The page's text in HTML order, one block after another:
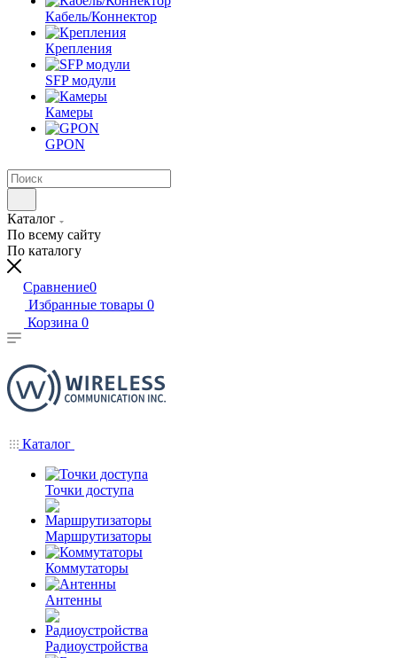
Кабель/Коннектор
Крепления
SFP модули
Камеры
GPON
Каталог
По всему сайту
По каталогу
Сравнение0
Избранные товары 0
Корзина 0
Каталог
Точки доступа
Маршрутизаторы
Коммутаторы
Антенны
Радиоустройства